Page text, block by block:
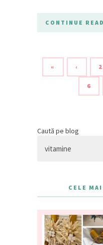
CONTINUE
« ‹ 2
6
Caută pe blog
CELE